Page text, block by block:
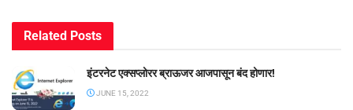
Related Posts
इंटरनेट एक्सप्लोरर ब्राऊजर आजपासून बंद होणार!
JUNE 15, 2022